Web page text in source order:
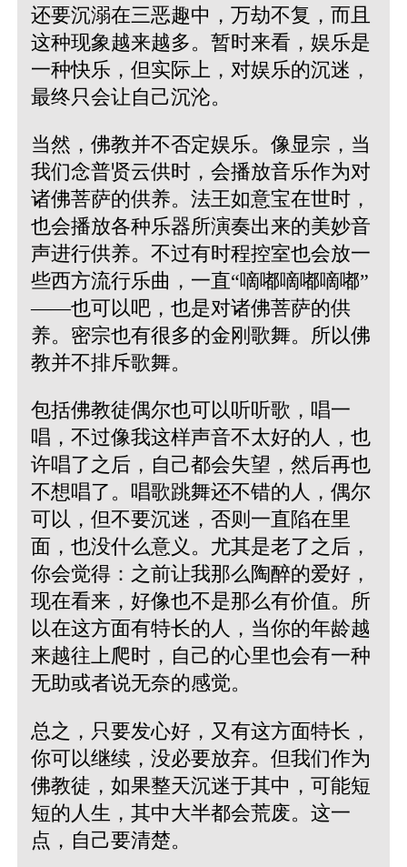
还要沉溺在三恶趣中，万劫不复，而且
这种现象越来越多。暂时来看，娱乐是
一种快乐，但实际上，对娱乐的沉迷，
最终只会让自己沉沦。
当然，佛教并不否定娱乐。像显宗，当
我们念普贤云供时，会播放音乐作为对
诸佛菩萨的供养。法王如意宝在世时，
也会播放各种乐器所演奏出来的美妙音
声进行供养。不过有时程控室也会放一
些西方流行乐曲，一直“嘀嘟嘀嘟嘀嘟”
——也可以吧，也是对诸佛菩萨的供
养。密宗也有很多的金刚歌舞。所以佛
教并不排斥歌舞。
包括佛教徒偶尔也可以听听歌，唱一
唱，不过像我这样声音不太好的人，也
许唱了之后，自己都会失望，然后再也
不想唱了。唱歌跳舞还不错的人，偶尔
可以，但不要沉迷，否则一直陷在里
面，也没什么意义。尤其是老了之后，
你会觉得：之前让我那么陶醉的爱好，
现在看来，好像也不是那么有价值。所
以在这方面有特长的人，当你的年龄越
来越往上爬时，自己的心里也会有一种
无助或者说无奈的感觉。
总之，只要发心好，又有这方面特长，
你可以继续，没必要放弃。但我们作为
佛教徒，如果整天沉迷于其中，可能短
短的人生，其中大半都会荒废。这一
点，自己要清楚。